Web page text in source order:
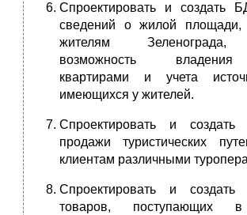
Спроектировать и создать
сведений о жилой площади,
жителям Зеленограда,
возможность владения
квартирами и учета
имеющихся у жителей.
Спроектировать и
продажи туристических
клиентам различными
Спроектировать и
товаров, поступающих